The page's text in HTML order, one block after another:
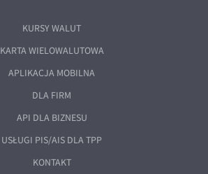
KURSY WALUT
KARTA WIELOWALUTOWA
APLIKACJA MOBILNA
DLA FIRM
API DLA BIZNESU
USŁUGI PIS/AIS DLA TPP
KONTAKT